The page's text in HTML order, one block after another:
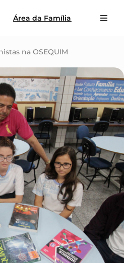
Área da Família
na OSEQUIM